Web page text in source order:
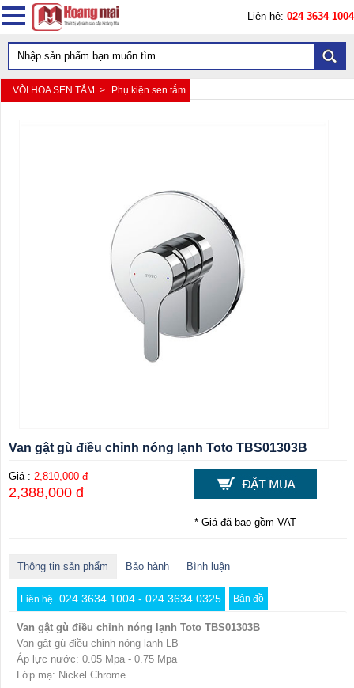
Liên hệ: 024 3634 1004
VÒI HOA SEN TẮM > Phụ kiện sen tắm
Van gật gù điều chỉnh nóng lạnh Toto TBS01303B
Giá : 2,810,000 đ
2,388,000 đ
* Giá đã bao gồm VAT
Thông tin sản phẩm Bảo hành Bình luận
Liên hệ 024 3634 1004 - 024 3634 0325 Bản đồ
Van gật gù điều chỉnh nóng lạnh Toto TBS01303B
Van gật gù điều chỉnh nóng lạnh LB
Áp lực nước: 0.05 Mpa - 0.75 Mpa
Lớp mạ: Nickel Chrome